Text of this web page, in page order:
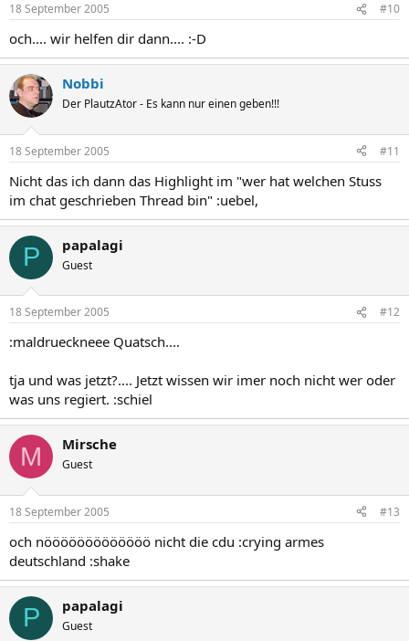
18 September 2005 #10
och.... wir helfen dir dann.... :-D
Nobbi
Der PlautzAtor - Es kann nur einen geben!!!
18 September 2005 #11
Nicht das ich dann das Highlight im "wer hat welchen Stuss
im chat geschrieben Thread bin" :uebel,
P papalagi
Guest
18 September 2005 #12
:maldrueckneee Quatsch....
tja und was jetzt?.... Jetzt wissen wir imer noch nicht wer oder
was uns regiert. :schiel
M Mirsche
Guest
18 September 2005 #13
och nööööööööööööö nicht die cdu :crying armes
deutschland :shake
P papalagi
Guest